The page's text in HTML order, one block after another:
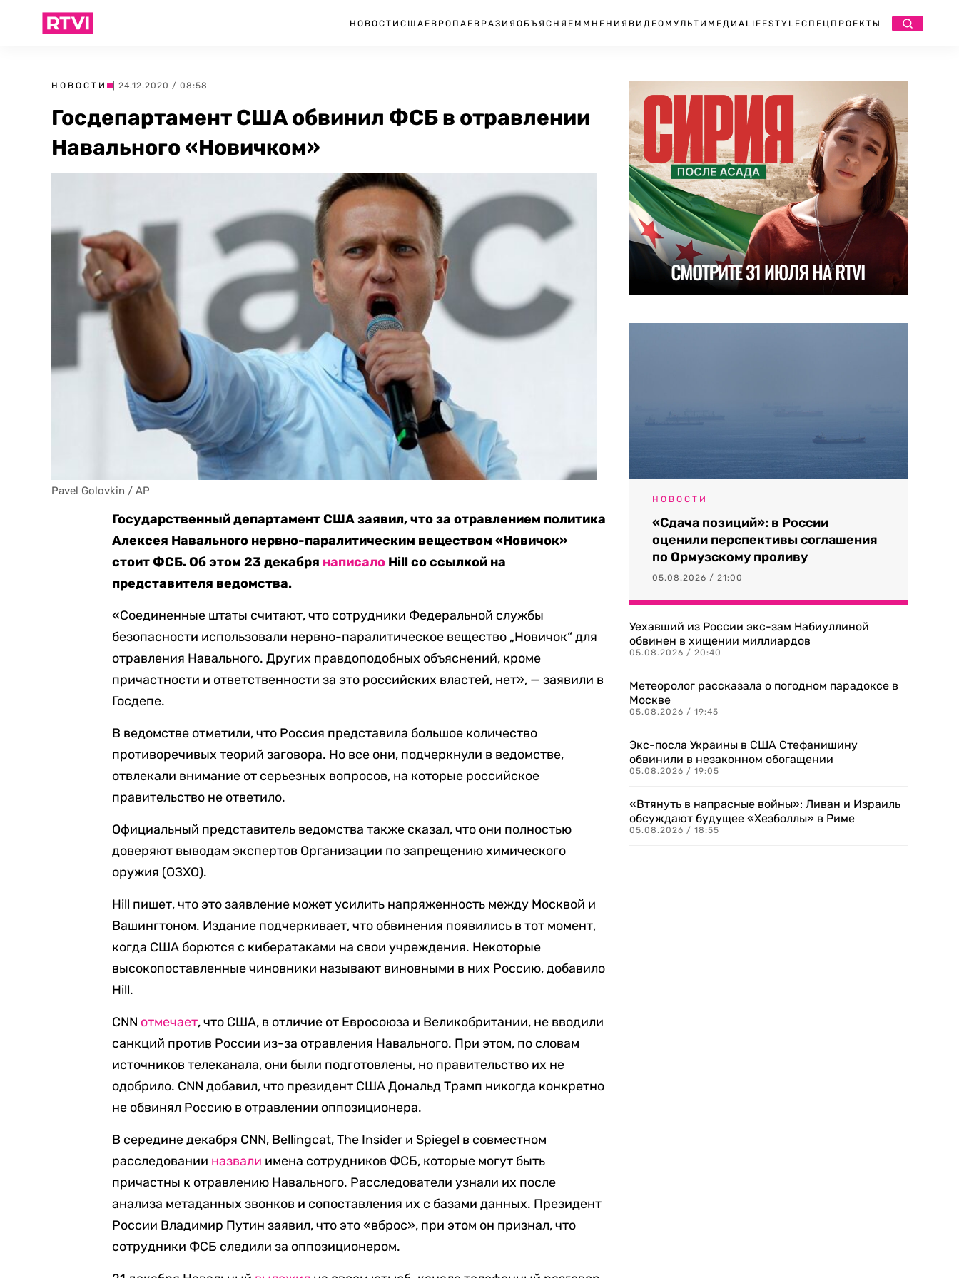
НОВОСТИ США ЕВРОПА ЕВРАЗИЯ ОБЪЯСНЯЕМ МНЕНИЯ ВИДЕО МУЛЬТИМЕДИА LIFESTYLEСПЕЦПРОЕКТЫ
НОВОСТИ | 24.12.2020 / 08:58
Госдепартамент США обвинил ФСБ в отравлении
Навального «Новичком»
Pavel Golovkin / AP
Государственный департамент США заявил, что за отравлением политика
Алексея Навального нервно-паралитическим веществом «Новичок»
стоит ФСБ. Об этом 23 декабря написало Hill со ссылкой на
представителя ведомства.
«Соединенные штаты считают, что сотрудники Федеральной службы
безопасности использовали нервно-паралитическое вещество „Новичок“ для
отравления Навального. Других правдоподобных объяснений, кроме
причастности и ответственности за это российских властей, нет», — заявили в
Госдепе.
В ведомстве отметили, что Россия представила большое количество
противоречивых теорий заговора. Но все они, подчеркнули в ведомстве,
отвлекали внимание от серьезных вопросов, на которые российское
правительство не ответило.
Официальный представитель ведомства также сказал, что они полностью
доверяют выводам экспертов Организации по запрещению химического
оружия (ОЗХО).
Hill пишет, что это заявление может усилить напряженность между Москвой и
Вашингтоном. Издание подчеркивает, что обвинения появились в тот момент,
когда США борются с кибератаками на свои учреждения. Некоторые
высокопоставленные чиновники называют виновными в них Россию, добавило
Hill.
CNN отмечает, что США, в отличие от Евросоюза и Великобритании, не вводили
санкций против России из-за отравления Навального. При этом, по словам
источников телеканала, они были подготовлены, но правительство их не
одобрило. CNN добавил, что президент США Дональд Трамп никогда конкретно
не обвинял Россию в отравлении оппозиционера.
В середине декабря CNN, Bellingcat, The Insider и Spiegel в совместном
расследовании назвали имена сотрудников ФСБ, которые могут быть
причастны к отравлению Навального. Расследователи узнали их после
анализа метаданных звонков и сопоставления их с базами данных. Президент
России Владимир Путин заявил, что это «вброс», при этом он признал, что
сотрудники ФСБ следили за оппозиционером.
НОВОСТИ
«Сдача позиций»: в России
оценили перспективы соглашения
по Ормузскому проливу
05.08.2026 / 21:00
Уехавший из России экс-зам Набиуллиной
обвинен в хищении миллиардов
05.08.2026 / 20:40
Метеоролог рассказала о погодном парадоксе в
Москве
05.08.2026 / 19:45
Экс-посла Украины в США Стефанишину
обвинили в незаконном обогащении
05.08.2026 / 19:05
«Втянуть в напрасные войны»: Ливан и Израиль
обсуждают будущее «Хезболлы» в Риме
05.08.2026 / 18:55